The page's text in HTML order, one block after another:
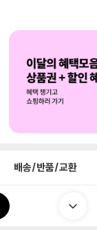
배송/반품/교환